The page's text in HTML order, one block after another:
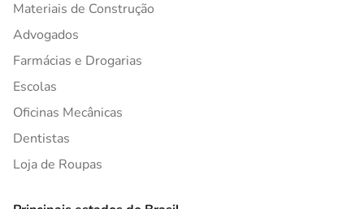
Materiais de Construção
Advogados
Farmácias e Drogarias
Escolas
Oficinas Mecânicas
Dentistas
Loja de Roupas